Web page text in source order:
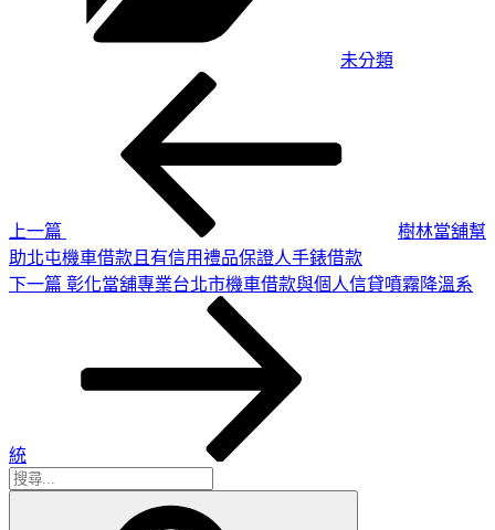
未分類
上一篇
樹林當舖幫
助北屯機車借款且有信用禮品保證人手錶借款
下
下一篇 彰化當舖專業台北市機車借款與個人信貸噴霧降溫系
統
搜